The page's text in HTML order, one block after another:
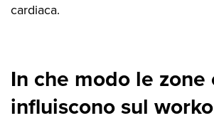
cardiaca.
In che modo le zone
influiscono sul